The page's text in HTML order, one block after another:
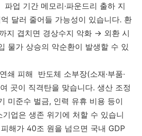
업 기간 메모리·파운드리 출하 지
달러 줄어들 가능성이 있습니다. 환
지 겹치면 경상수지 악화 → 외환 시
물가 상승의 악순환이 발생할 수 있
쇄 피해 반도체 소부장(소재·부품·
곳이 직격탄을 맞습니다. 생산 조정
미준수 벌금, 인력 유휴 비용 등이
업은 생존 위기에 처할 수 있습니
해가 40조 원을 넘으면 국내 GDP